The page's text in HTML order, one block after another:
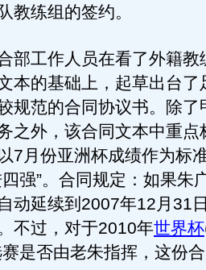
教练组的签约。
工作人员在看了外籍教
本的基础上，起草出台了
规范的合同协议书。除了
之外，该合同文本中重点
7月份亚洲杯成绩作为标
强”。合同规定：如果朱
动延续到2007年12月31
不过，对于2010年世界杯
是否由老朱指挥，这份